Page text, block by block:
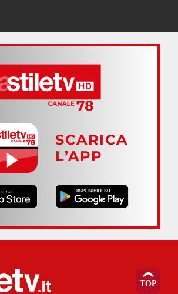
SCARICA
L’APP